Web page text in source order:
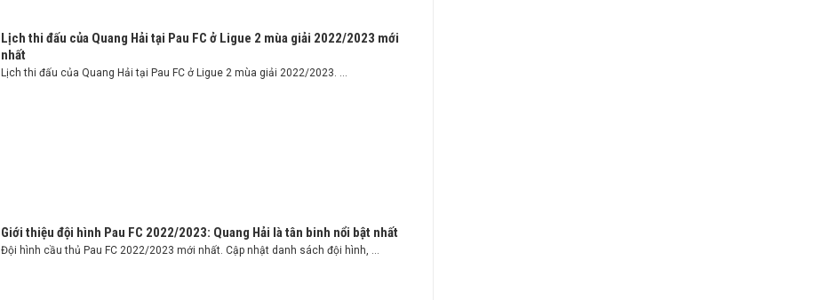
Lịch thi đấu của Quang Hải tại Pau FC ở Ligue 2 mùa giải 2022/2023 mới
nhất
Lịch thi đấu của Quang Hải tại Pau FC ở Ligue 2 mùa giải 2022/2023. ...
Giới thiệu đội hình Pau FC 2022/2023: Quang Hải là tân binh nổi bật nhất
Đội hình cầu thủ Pau FC 2022/2023 mới nhất. Cập nhật danh sách đội hình, ...